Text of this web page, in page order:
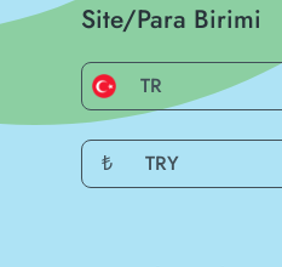
Site/Para Birimi
TR
₺ TRY